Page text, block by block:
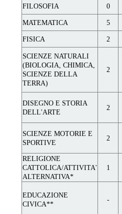
FILOSOFIA 0
MATEMATICA 5
FISICA 2
SCIENZE NATURALI
(BIOLOGIA, CHIMICA,
SCIENZE DELLA
TERRA)
2
DISEGNO E STORIA
DELL'ARTE
2
SCIENZE MOTORIE E
SPORTIVE
2
RELIGIONE
CATTOLICA/ATTIVITA'
ALTERNATIVA*
1
EDUCAZIONE
CIVICA**
-